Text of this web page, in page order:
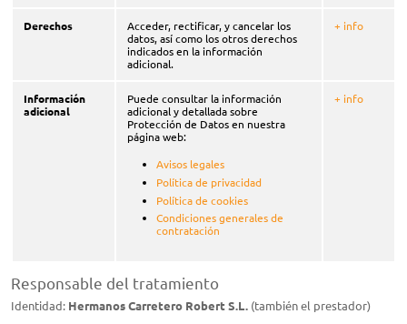
Derechos
Acceder, rectificar, y cancelar los
datos, así como los otros derechos
indicados en la información
adicional.
+ info
Información
adicional
Puede consultar la información
adicional y detallada sobre
Protección de Datos en nuestra
página web:
​Avisos legales
Política de privacidad
Política de cookies
Condiciones generales de
contratación
+ info
Responsable del tratamiento
Identidad: Hermanos Carretero Robert S.L.​​ (también el prestador)